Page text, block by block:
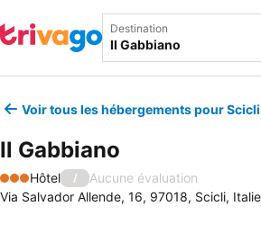
Destination
Voir tous les hébergements pour Scicli
Il Gabbiano
3 Étoiles
Hôtel /
Aucune évaluation
Via Salvador Allende, 16, 97018, Scicli, Italie